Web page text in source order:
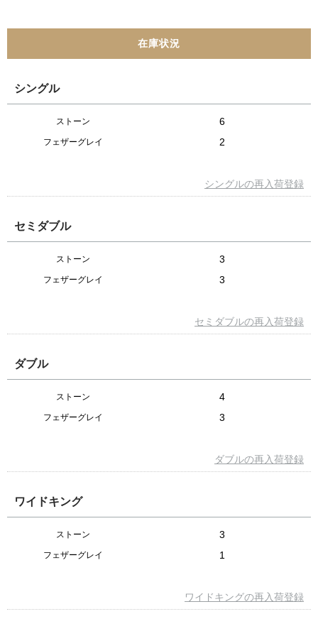
シングル
ストーン 6
フェザーグレイ 2
シングルの再入荷登録
セミダブル
ストーン 3
フェザーグレイ 3
セミダブルの再入荷登録
ダブル
ストーン 4
フェザーグレイ 3
ダブルの再入荷登録
ワイドキング
ストーン 3
フェザーグレイ 1
ワイドキングの再入荷登録